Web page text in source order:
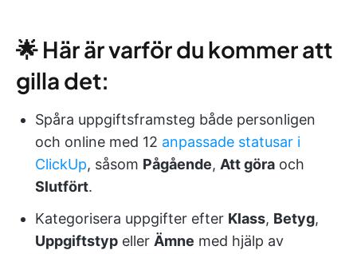
🌟 Här är varför du kommer att
gilla det:
Spåra uppgiftsframsteg både personligen
och online med 12 anpassade statusar i
ClickUp, såsom Pågående, Att göra och
Slutfört.
Kategorisera uppgifter efter Klass, Betyg,
Uppgiftstyp eller Ämne med hjälp av